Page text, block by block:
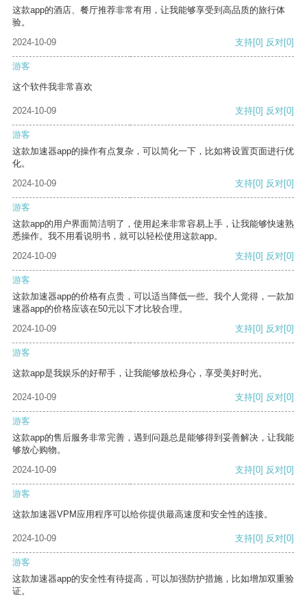
这款app的酒店、餐厅推荐非常有用，让我能够享受到高品质的旅行体
验。
2024-10-09
支持[0] 反对[0]
游客
这个软件我非常喜欢
2024-10-09 支持[0] 反对[0]
游客
这款加速器app的操作有点复杂，可以简化一下，比如将设置页面进行优
化。
2024-10-09
支持[0] 反对[0]
游客
这款app的用户界面简洁明了，使用起来非常容易上手，让我能够快速熟
悉操作。我不用看说明书，就可以轻松使用这款app。
2024-10-09
支持[0] 反对[0]
游客
这款加速器app的价格有点贵，可以适当降低一些。我个人觉得，一款加
速器app的价格应该在50元以下才比较合理。
2024-10-09
支持[0] 反对[0]
游客
这款app是我娱乐的好帮手，让我能够放松身心，享受美好时光。
2024-10-09 支持[0] 反对[0]
游客
这款app的售后服务非常完善，遇到问题总是能够得到妥善解决，让我能
够放心购物。
2024-10-09
支持[0] 反对[0]
游客
这款加速器VPM应用程序可以给你提供最高速度和安全性的连接。
2024-10-09 支持[0] 反对[0]
游客
这款加速器app的安全性有待提高，可以加强防护措施，比如增加双重验
证。